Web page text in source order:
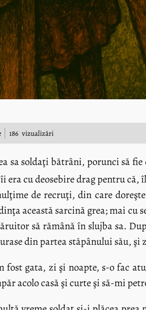
186 vizualizări
sa soldaţi bătrâni, porunci să
era cu deosebire drag pentru că,
de recruţi, din care
această sarcină grea; mai cu
să rămână în slujba sa.
din partea stăpânului său, şi
gata, zi şi noapte, s-o fac
acolo casă şi curte şi să-mi